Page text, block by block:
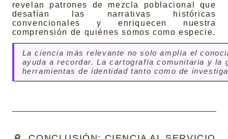
revelan patrones de mezcla poblacional que
desafían las narrativas históricas
convencionales y enriquecen nuestra
comprensión de quiénes somos como especie.
La ciencia más relevante no solo amplía el
ayuda a recordar. La cartografía comunitaria y la
herramientas de identidad tanto como de